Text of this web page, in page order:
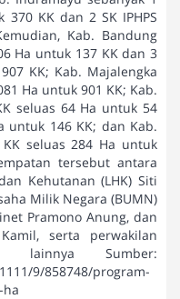
KK dan 2 SK IPHPS
Kab. Bandung
Ha untuk 137 KK dan 3
KK; Kab. Majalengka
Ha untuk 901 KK; Kab.
seluas 64 Ha untuk 54
untuk 146 KK; dan Kab.
seluas 284 Ha untuk
tersebut antara
Kehutanan (LHK) Siti
Milik Negara (BUMN)
Pramono Anung, dan
serta perwakilan
lainnya Sumber:
9/858748/program-